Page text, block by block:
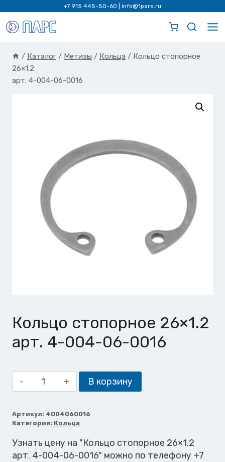
содержимому
+7 915 445-50-60 info@1pars.ru
/ Каталог / Метизы / Кольца / Кольцо стопорное
26×1.2
арт. 4-004-06-0016
Кольцо стопорное 26×1.2
арт. 4-004-06-0016
Количество
товара
стопорное
26x1.2
В корзину
Артикул: 4004060016
Категория: Кольца
Узнать цену на "Кольцо стопорное 26×1.2
арт. 4-004-06-0016" можно по телефону +7